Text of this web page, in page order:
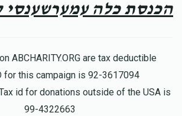
$36.00
הכנסת כלה עמערשענסי
ABCHARITY.ORG are tax deductible
for this campaign is 92-3617094
id for donations outside of the USA is
99-4322663